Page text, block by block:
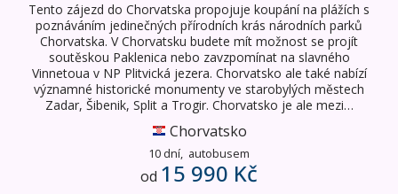
Tento zájezd do Chorvatska propojuje koupání na plážích s
poznáváním jedinečných přírodních krás národních parků
Chorvatska. V Chorvatsku budete mít možnost se projít
soutěskou Paklenica nebo zavzpomínat na slavného
Vinnetoua v NP Plitvická jezera. Chorvatsko ale také nabízí
významné historické monumenty ve starobylých městech
Zadar, Šibenik, Split a Trogir. Chorvatsko je ale mezi…
Chorvatsko
10 dní, autobusem
od 15 990 Kč